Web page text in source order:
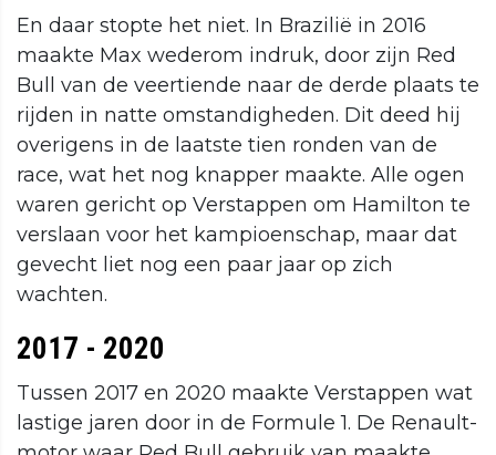
En daar stopte het niet. In Brazilië in 2016
maakte Max wederom indruk, door zijn Red
Bull van de veertiende naar de derde plaats te
rijden in natte omstandigheden. Dit deed hij
overigens in de laatste tien ronden van de
race, wat het nog knapper maakte. Alle ogen
waren gericht op Verstappen om Hamilton te
verslaan voor het kampioenschap, maar dat
gevecht liet nog een paar jaar op zich
wachten.
2017 - 2020
Tussen 2017 en 2020 maakte Verstappen wat
lastige jaren door in de Formule 1. De Renault-